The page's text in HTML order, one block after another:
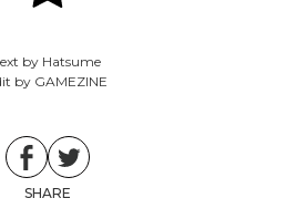
by Hatsume
by GAMEZINE
SHARE